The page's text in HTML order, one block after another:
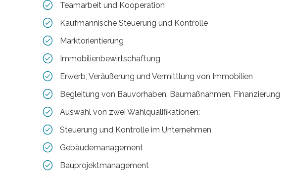
Teamarbeit und Kooperation
Kaufmännische Steuerung und Kontrolle
Marktorientierung
Immobilienbewirtschaftung
Erwerb, Veräußerung und Vermittlung von Immobilien
Begleitung von Bauvorhaben: Baumaßnahmen, Finanzierung
Auswahl von zwei Wahlqualifikationen:
Steuerung und Kontrolle im Unternehmen
Gebäudemanagement
Bauprojektmanagement